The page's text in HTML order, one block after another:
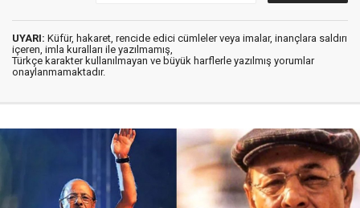
UYARI: Küfür, hakaret, rencide edici cümleler veya imalar, inançlara saldırı
içeren, imla kuralları ile yazılmamış,
Türkçe karakter kullanılmayan ve büyük harflerle yazılmış yorumlar
onaylanmamaktadır.